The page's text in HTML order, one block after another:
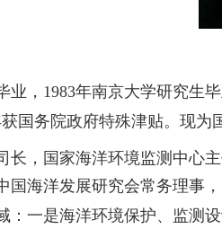
业，1983年南京大学研究生
国务院政府特殊津贴。现
长，国家海洋环境监测中心
国海洋发展研究会常务理事
：一是海洋环境保护、监测